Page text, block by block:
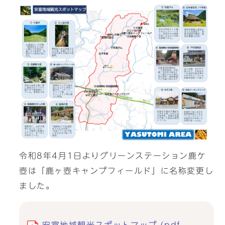
令和8年4月1日よりグリーンステーション鹿ケ
壺は「鹿ヶ壺キャンプフィールド」に名称変更し
ました。